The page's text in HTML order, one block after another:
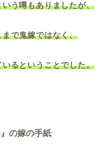
う噂もありましたが、
で鬼嫁ではなく、
るということでした。
の嫁の手紙